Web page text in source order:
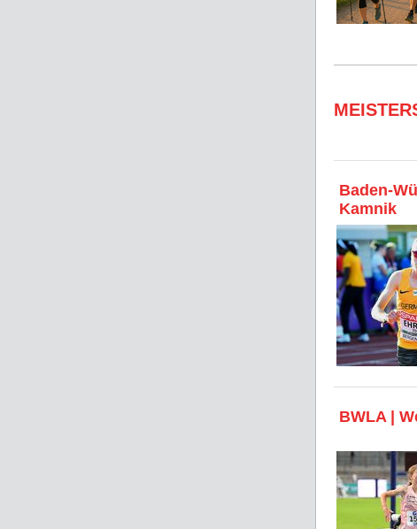
Baden-
Kamnik
BWLA |